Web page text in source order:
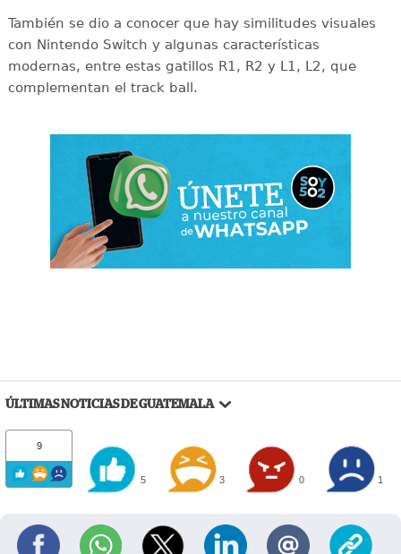
También se dio a conocer que hay similitudes visuales
con Nintendo Switch y algunas características
modernas, entre estas gatillos R1, R2 y L1, L2, que
complementan el track ball.
ÚLTIMAS NOTICIAS DE GUATEMALA
9
5 3 0 1